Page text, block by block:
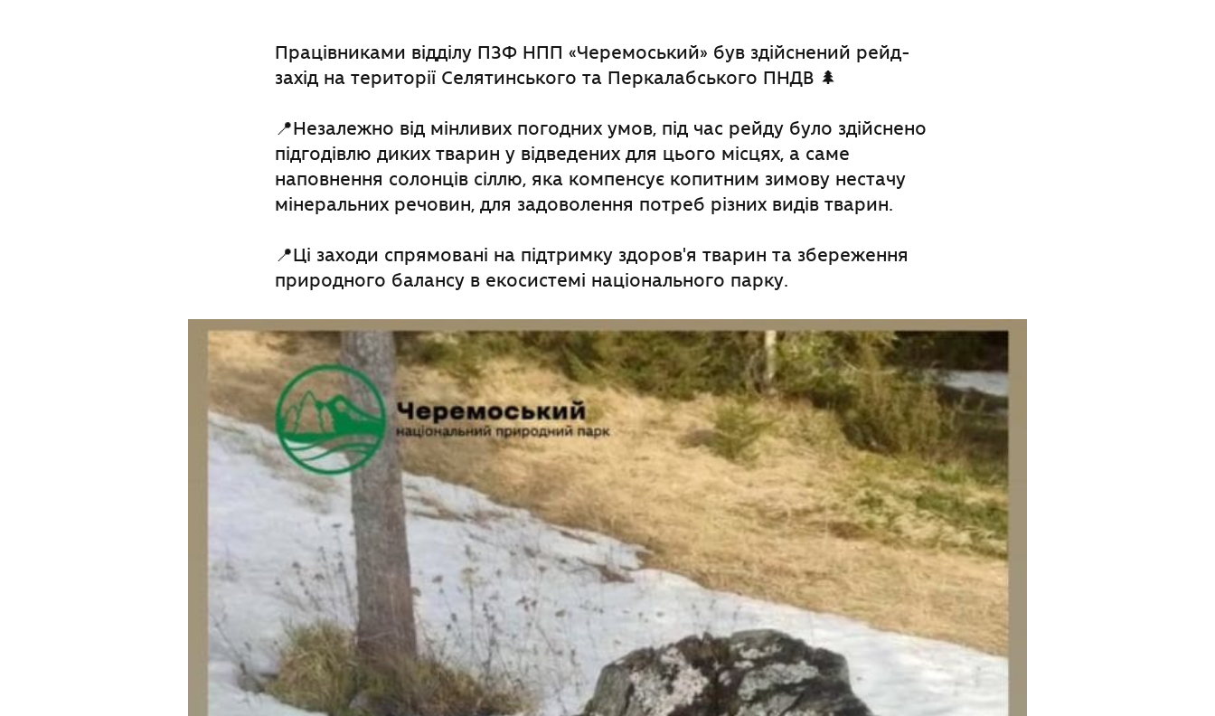
Працівниками відділу ПЗФ НПП «Черемоський» був здійснений рейд-
захід на території Селятинського та Перкалабського ПНДВ 🌲
📍Незалежно від мінливих погодних умов, під час рейду було здійснено
підгодівлю диких тварин у відведених для цього місцях, а саме
наповнення солонців сіллю, яка компенсує копитним зимову нестачу
мінеральних речовин, для задоволення потреб різних видів тварин.
📍Ці заходи спрямовані на підтримку здоров'я тварин та збереження
природного балансу в екосистемі національного парку.